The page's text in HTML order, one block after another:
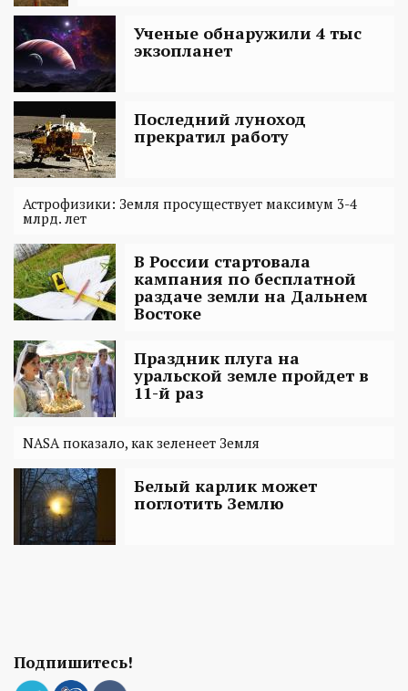
Ученые обнаружили 4 тыс
экзопланет
Последний луноход
прекратил работу
Астрофизики: Земля просуществует максимум 3-4
млрд. лет
В России стартовала
кампания по бесплатной
раздаче земли на Дальнем
Востоке
Праздник плуга на
уральской земле пройдет в
11-й раз
NASA показало, как зеленеет Земля
Белый карлик может
поглотить Землю
Подпишитесь!